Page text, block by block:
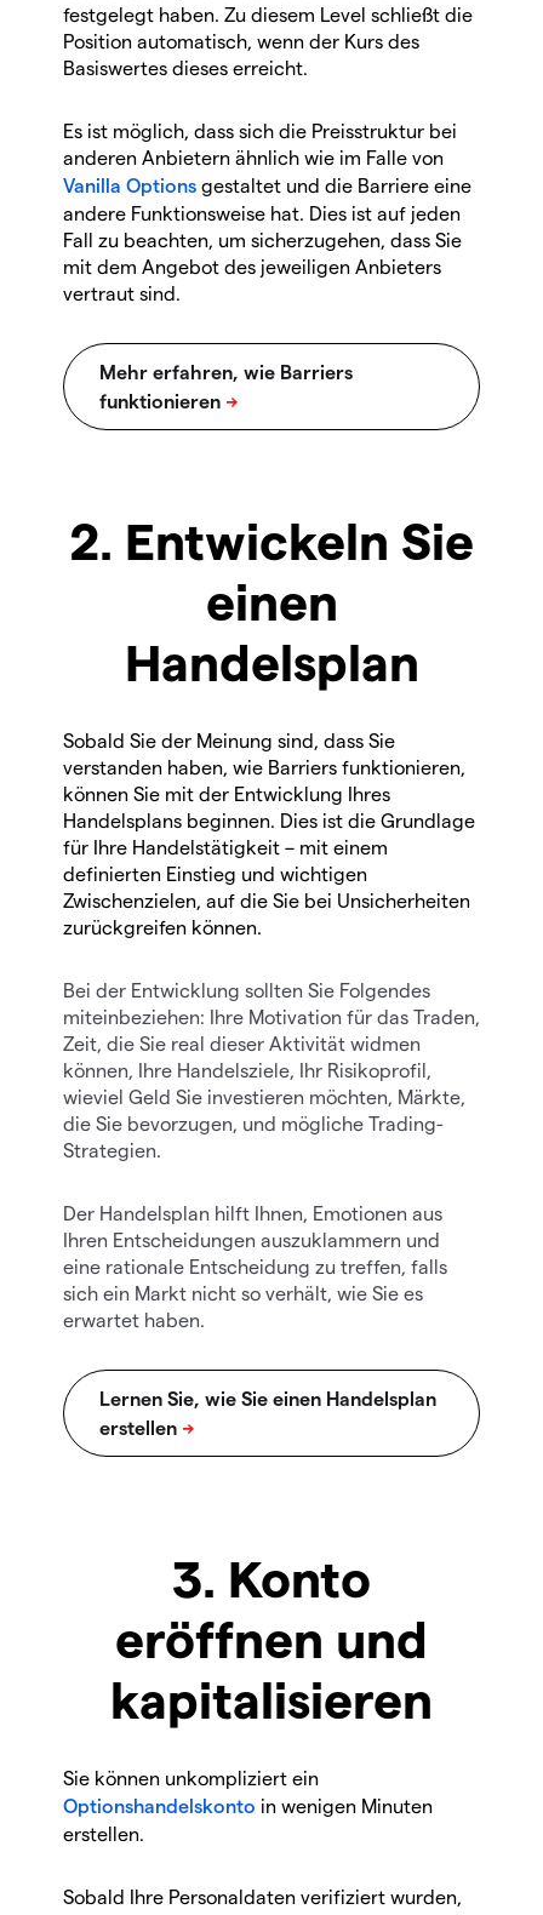
festgelegt haben. Zu diesem Level schließt die
Position automatisch, wenn der Kurs des
Basiswertes dieses erreicht.
Es ist möglich, dass sich die Preisstruktur bei
anderen Anbietern ähnlich wie im Falle von
Vanilla Options gestaltet und die Barriere eine
andere Funktionsweise hat. Dies ist auf jeden
Fall zu beachten, um sicherzugehen, dass Sie
mit dem Angebot des jeweiligen Anbieters
vertraut sind.
2. Entwickeln Sie
einen
Handelsplan
Sobald Sie der Meinung sind, dass Sie
verstanden haben, wie Barriers funktionieren,
können Sie mit der Entwicklung Ihres
Handelsplans beginnen. Dies ist die Grundlage
für Ihre Handelstätigkeit – mit einem
definierten Einstieg und wichtigen
Zwischenzielen, auf die Sie bei Unsicherheiten
zurückgreifen können.
Bei der Entwicklung sollten Sie Folgendes
miteinbeziehen: Ihre Motivation für das Traden,
Zeit, die Sie real dieser Aktivität widmen
können, Ihre Handelsziele, Ihr Risikoprofil,
wieviel Geld Sie investieren möchten, Märkte,
die Sie bevorzugen, und mögliche Trading-
Strategien.
Der Handelsplan hilft Ihnen, Emotionen aus
Ihren Entscheidungen auszuklammern und
eine rationale Entscheidung zu treffen, falls
sich ein Markt nicht so verhält, wie Sie es
erwartet haben.
3. Konto
eröffnen und
kapitalisieren
Sie können unkompliziert ein
Optionshandelskonto in wenigen Minuten
erstellen.
Sobald Ihre Personaldaten verifiziert wurden,